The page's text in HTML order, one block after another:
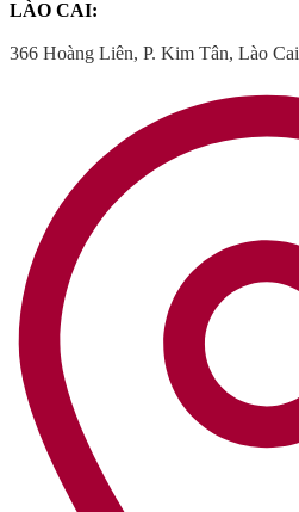
LÀO CAI:
366 Hoàng Liên, P. Kim Tân, Lào Cai